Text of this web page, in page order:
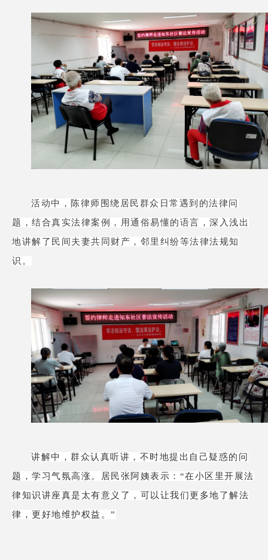
活动中，陈律师围绕居民群众日常遇到的法律问
题，结合真实法律案例，用通俗易懂的语言，深入浅出
地讲解了民间夫妻共同财产，邻里纠纷等法律法规知
识。
讲解中，群众认真听讲，不时地提出自己疑惑的问
题，学习气氛高涨。
居民张阿姨表示： “在小区里开展法
律知识讲座真是太有意义了，可以让我们更多地了解法
律，更好地维护权益。 ”